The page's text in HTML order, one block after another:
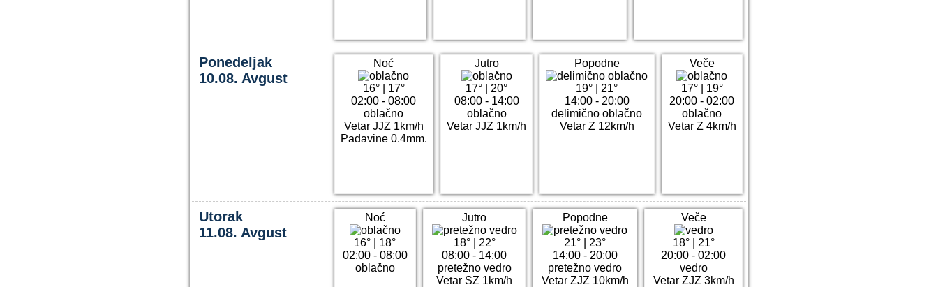
Ponedeljak
10.08. Avgust
Noć
16°| 17°
02:00 - 08:00
oblačno
Vetar JJZ 1km/h
Padavine 0.4mm.
Jutro
17°
20°
08:00 - 14:00
oblačno
Vetar JJZ 1km/h
Popodne
19°
21°
14:00 - 20:00
delimično oblačno
Vetar Z 12km/h
Veče
17°| 19°
20:00 - 02:00
oblačno
Vetar Z 4km/h
Utorak
11.08. Avgust
Noć
16°
18°
02:00 - 08:00
oblačno
Jutro
18°| 22°
08:00 - 14:00
pretežno vedro
Vetar SZ 1km/h
Popodne
21°
23°
14:00 - 20:00
pretežno vedro
Vetar ZJZ 10km/h
Veče
18°| 21°
20:00 - 02:00
vedro
Vetar ZJZ 3km/h